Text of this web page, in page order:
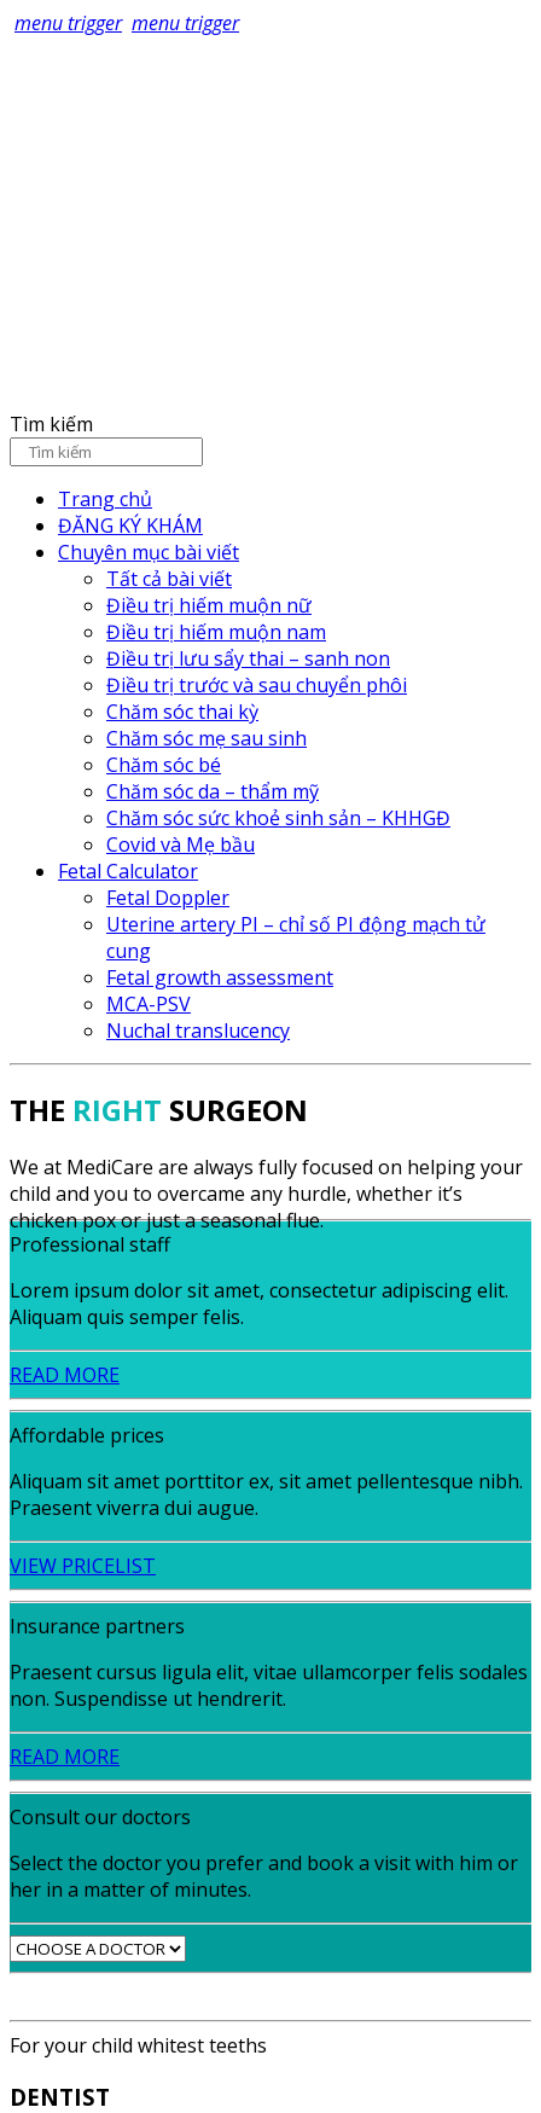
menu trigger menu trigger
Tìm kiếm
Trang chủ
ĐĂNG KÝ KHÁM
Chuyên mục bài viết
Tất cả bài viết
Điều trị hiếm muộn nữ
Điều trị hiếm muộn nam
Điều trị lưu sẩy thai – sanh non
Điều trị trước và sau chuyển phôi
Chăm sóc thai kỳ
Chăm sóc mẹ sau sinh
Chăm sóc bé
Chăm sóc da – thẩm mỹ
Chăm sóc sức khoẻ sinh sản – KHHGĐ
Covid và Mẹ bầu
Fetal Calculator
Fetal Doppler
Uterine artery PI – chỉ số PI động mạch tử
cung
Fetal growth assessment
MCA-PSV
Nuchal translucency
THE RIGHT SURGEON
We at MediCare are always fully focused on helping your
child and you to overcame any hurdle, whether it’s
chicken pox or just a seasonal flue.
Professional staff
Lorem ipsum dolor sit amet, consectetur adipiscing elit.
Aliquam quis semper felis.
READ MORE
Affordable prices
Aliquam sit amet porttitor ex, sit amet pellentesque nibh.
Praesent viverra dui augue.
VIEW PRICELIST
Insurance partners
Praesent cursus ligula elit, vitae ullamcorper felis sodales
non. Suspendisse ut hendrerit.
READ MORE
Consult our doctors
Select the doctor you prefer and book a visit with him or
her in a matter of minutes.
For your child whitest teeths
DENTIST